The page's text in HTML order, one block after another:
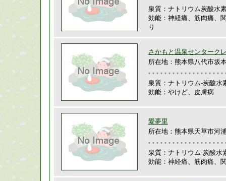
泉質：ナトリウム炭酸水
効能：神経痛、筋肉痛、
り
さかもと温泉センターク
所在地：熊本県八代市坂
泉質：ナトリウム-炭酸水
効能：やけど、皮膚病
愛夢里
所在地：熊本県天草市河
泉質：ナトリウム-炭酸水
効能：神経痛、筋肉痛、